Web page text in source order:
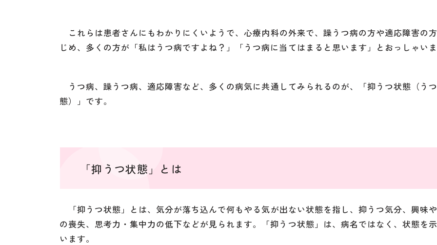
これらは患者さんにもわかりにくいようで、心療内科の外来で、躁うつ病の方や適応障害の
じめ、多くの方が「私はうつ病ですよね？」「うつ病に当てはまると思います」とおっしゃいま
うつ病、躁うつ病、適応障害など、多くの病気に共通してみられるのが、「抑うつ状態（う
態）」です。
「抑うつ状態」とは
「抑うつ状態」とは、気分が落ち込んで何もやる気が出ない状態を指し、抑うつ気分、興味
の喪失、思考力・集中力の低下などが見られます。「抑うつ状態」は、病名ではなく、状態を
います。